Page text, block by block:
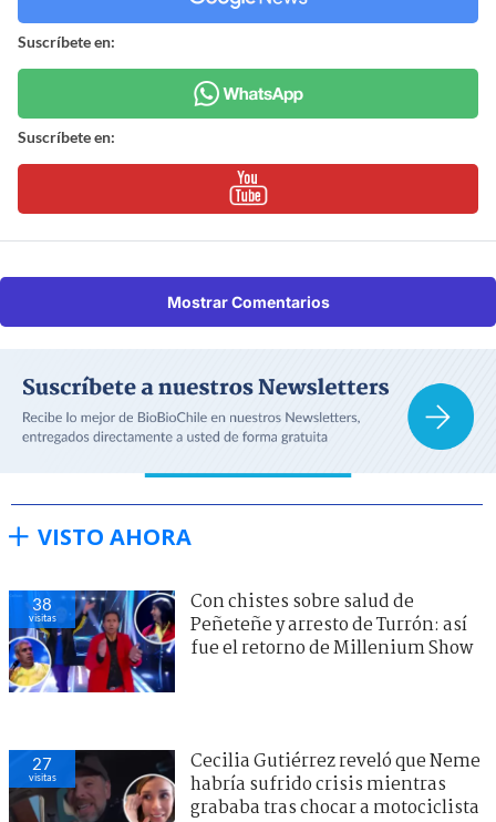
Suscríbete en:
Suscríbete en:
Mostrar Comentarios
VISTO AHORA
38
visitas
Con chistes sobre salud de
Peñeteñe y arresto de Turrón: así
fue el retorno de Millenium Show
27
visitas
Cecilia Gutiérrez reveló que Neme
habría sufrido crisis mientras
grababa tras chocar a motociclista